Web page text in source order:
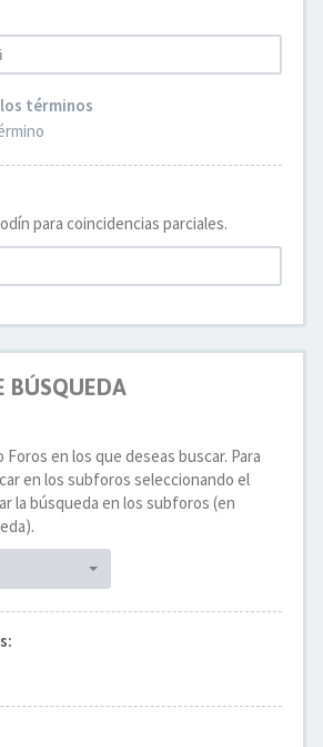
términos
para coincidencias parciales.
BÚSQUEDA
Foros en los que deseas buscar. Para
en los subforos seleccionando el
la búsqueda en los subforos (en